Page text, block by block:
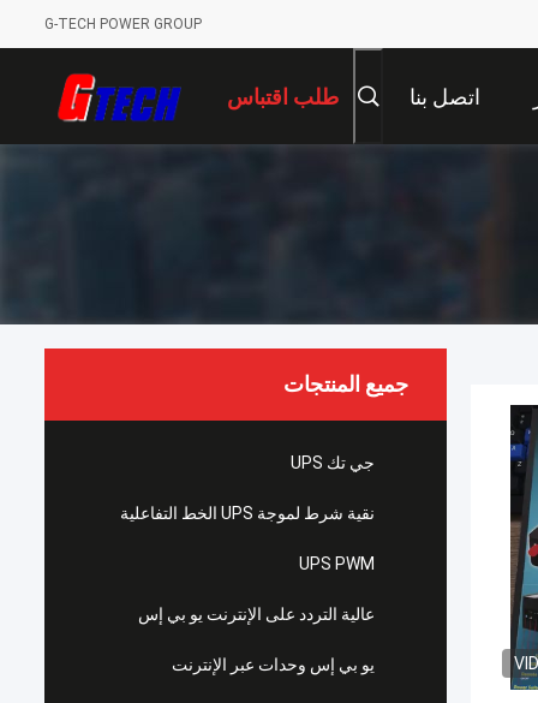
G-TECH POWER GROUP
اتصل بنا طلب اقتباس
جميع المنتجات
جي تك UPS
نقية شرط لموجة UPS الخط التفاعلية
UPS PWM
عالية التردد على الإنترنت يو بي إس
يو بي إس وحدات عبر الإنترنت